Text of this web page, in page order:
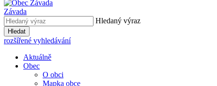
Závada
Hledaný výraz
Hledat
rozšířené vyhledávání
Aktuálně
Obec
O obci
Mapka obce